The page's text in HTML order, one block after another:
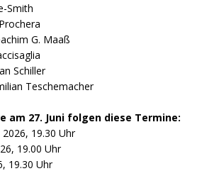
Smith
G. Maaß
Schiller
Teschemacher
am 27. Juni folgen diese Termine:
19.30 Uhr
19.00 Uhr
19.30 Uhr